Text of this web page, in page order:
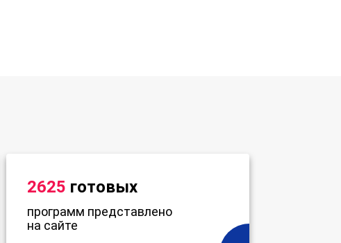
2625 готовых
программ представлено
на сайте